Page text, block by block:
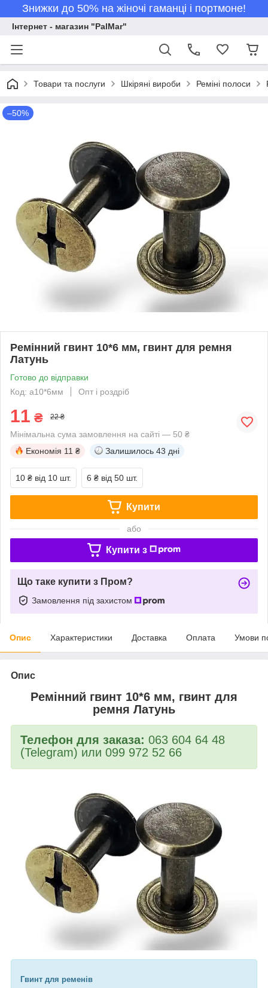
Знижки до 50% на жіночі гаманці і портмоне!
Інтернет - магазин "PalMar"
Товари та послуги Шкіряні вироби Реміні полоси
–50%
Ремінний гвинт 10*6 мм, гвинт для ремня
Латунь
Готово до відправки
Код: а10*6мм
Опт і роздріб
11 ₴ 22 ₴
Мінімальна сума замовлення на сайті — 50 ₴
Економія 11 ₴ Залишилось 43 дні
10 ₴ від 10 шт. 6 ₴ від 50 шт.
Купити
або
Купити з
Що таке купити з Пром?
Замовлення під захистом
Опис Характеристики Доставка Оплата Умови
Опис
Ремінний гвинт 10*6 мм, гвинт для
ремня Латунь
Телефон для заказа: 063 604 64 48
(Telegram) или 099 972 52 66
Гвинт для ременів